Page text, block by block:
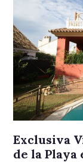
Exclusiva
de la Playa